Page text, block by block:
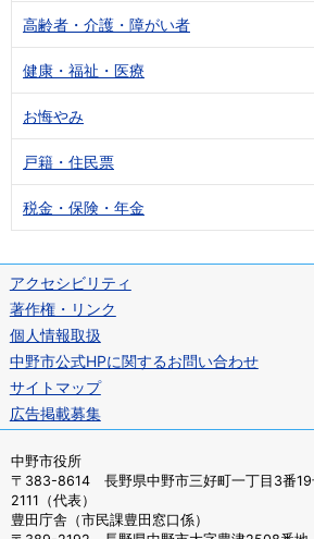
高齢者・介護・障がい者
健康・福祉・医療
お悔やみ
戸籍・住民票
税金・保険・年金
アクセシビリティ
著作権・リンク
個人情報取扱
中野市公式HPに関するお問い合わせ
サイトマップ
広告掲載募集
中野市役所
〒383-8614 長野県中野市三好町一丁目3番
2111（代表）
豊田庁舎（市民課豊田窓口係）